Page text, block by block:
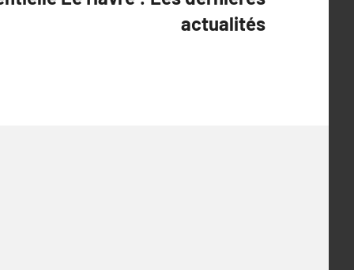
actualités